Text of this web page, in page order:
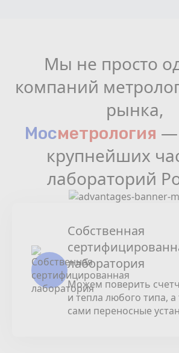
Мы не просто
компаний
рынка,
Мосмeтрология —
крупнейших
лабораторий
Собственная
лаборатория
Можем поверить
и тепла любого типа, а
сами переносные